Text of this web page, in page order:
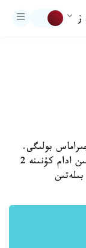
بولىگى.
دەنەدەگى سۇيىقتىقتىڭ مولشەرىن ساقتاۋ ءۇشىن ادام كۇنىنە 2